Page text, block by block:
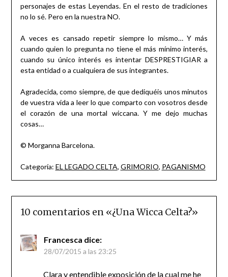
personajes de estas Leyendas. En el resto de tradiciones
no lo sé. Pero en la nuestra NO.
A veces es cansado repetir siempre lo mismo… Y más
cuando quien lo pregunta no tiene el más mínimo interés,
cuando su único interés es intentar DESPRESTIGIAR a
esta entidad o a cualquiera de sus integrantes.
Agradecida, como siempre, de que dediquéis unos minutos
de vuestra vida a leer lo que comparto con vosotros desde
el corazón de una mortal wiccana. Y me dejo muchas
cosas…
© Morganna Barcelona.
Categoría: EL LEGADO CELTA, GRIMORIO, PAGANISMO
10 comentarios en «¿Una Wicca Celta?»
Francesca dice:
28/07/2015 a las 23:25
Clara y entendible exposición de la cual me he